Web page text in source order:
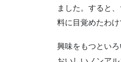
ました。すると
料に目覚めたわけ
興味をもつとい